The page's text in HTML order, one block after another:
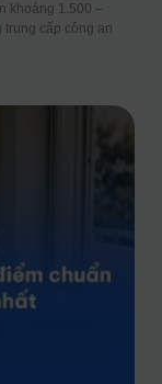
khoảng 1.500 –
trung cấp công an